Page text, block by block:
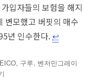
입자들의 보험을 해지
변모했고 버핏의 매수
년 인수한다. ↩︎
, 구루, 벤저민그레이